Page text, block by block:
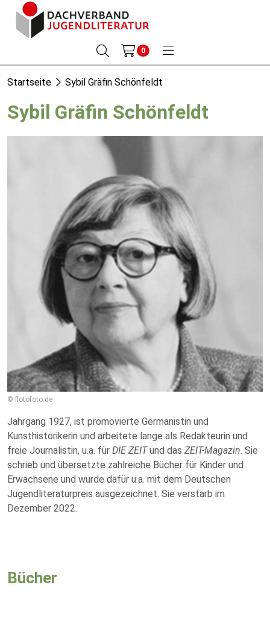
0
Startseite Sybil Gräfin Schönfeldt
Sybil Gräfin Schönfeldt
© flotofoto.de
Jahrgang 1927, ist promovierte Germanistin und
Kunsthistorikerin und arbeitete lange als Redakteurin und
freie Journalistin, u.a. für DIE ZEITund das ZEIT-Magazin. Sie
schrieb und übersetzte zahlreiche Bücher für Kinder und
Erwachsene und wurde dafür u.a. mit dem Deutschen
Jugendliteraturpreis ausgezeichnet. Sie verstarb im
Dezember 2022.
Bücher